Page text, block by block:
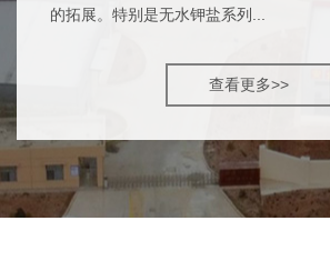
的拓展。特别是无水钾盐系列...
查看更多>>